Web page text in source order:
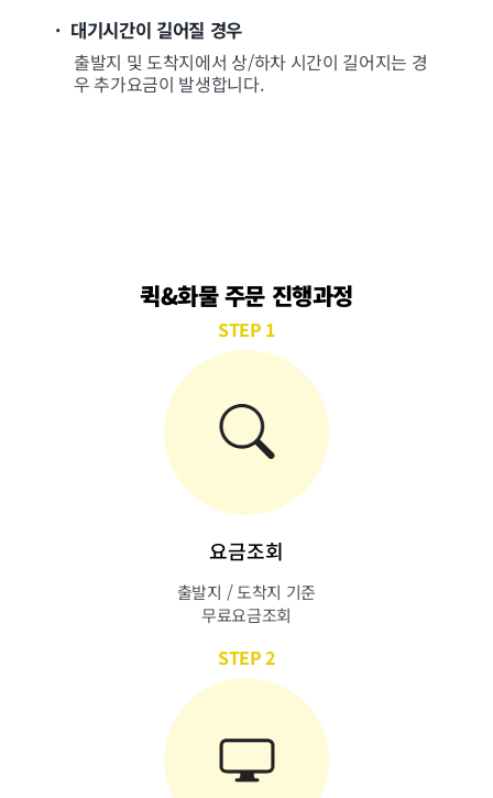
· 대기시간이 길어질 경우
출발지 및 도착지에서 상/하차 시간이 길어지는 경
우 추가요금이 발생합니다.
퀵&화물 주문 진행과정
STEP 1
요금조회
출발지 / 도착지 기준
무료요금조회
STEP 2